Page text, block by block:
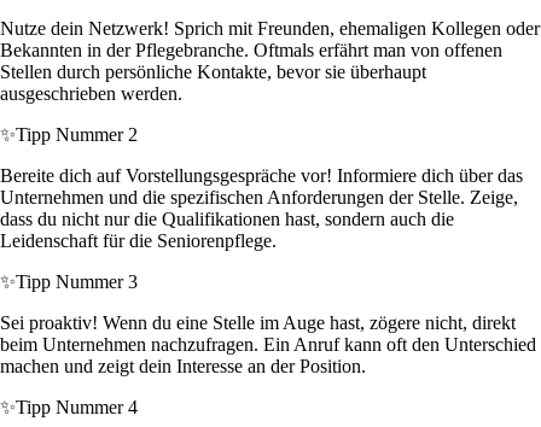
Nutze dein Netzwerk! Sprich mit Freunden, ehemaligen Kollegen oder
Bekannten in der Pflegebranche. Oftmals erfährt man von offenen
Stellen durch persönliche Kontakte, bevor sie überhaupt
ausgeschrieben werden.
✨Tipp Nummer 2
Bereite dich auf Vorstellungsgespräche vor! Informiere dich über das
Unternehmen und die spezifischen Anforderungen der Stelle. Zeige,
dass du nicht nur die Qualifikationen hast, sondern auch die
Leidenschaft für die Seniorenpflege.
✨Tipp Nummer 3
Sei proaktiv! Wenn du eine Stelle im Auge hast, zögere nicht, direkt
beim Unternehmen nachzufragen. Ein Anruf kann oft den Unterschied
machen und zeigt dein Interesse an der Position.
✨Tipp Nummer 4